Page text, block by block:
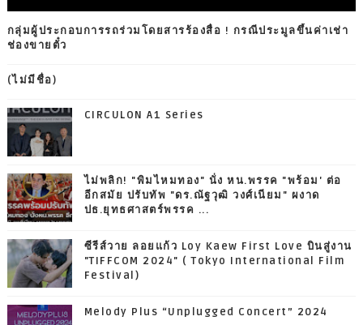
กลุ่มผู้ประกอบการรถร่วมโดยสารร้องสื่อ ! กรณีประมูลขึ้นค่าเช่า
ช่องขายตั๋ว
(ไม่มีชื่อ)
CIRCULON A1 Series
ไม่พลิก! "พิมไหมทอง" นั่ง หน.พรรค "พร้อม' ต่อ
อีกสมัย ปรับทัพ "ดร.ณัฐวุฒิ วงศ์เนียม" ผงาด
ปธ.ยุทธศาสตร์พรรค ...
ซีรีส์วาย ลอยแก้ว Loy Kaew First Love บินสู่งาน
"TIFFCOM 2024" ( Tokyo International Film
Festival)
Melody Plus “Unplugged Concert” 2024